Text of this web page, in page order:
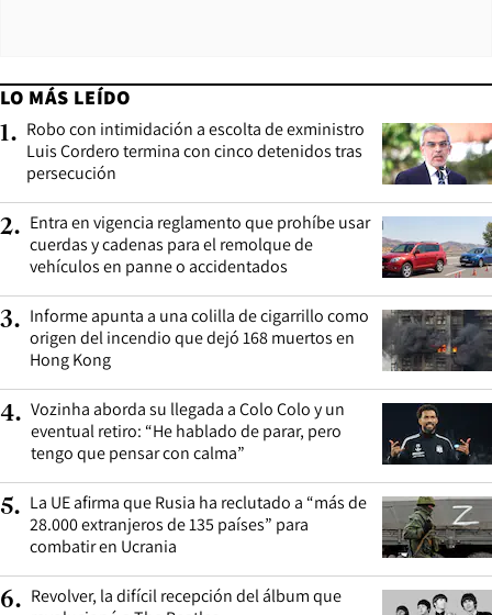
LO MÁS LEÍDO
1. Robo con intimidación a escolta de exministro
Luis Cordero termina con cinco detenidos tras
persecución
2. Entra en vigencia reglamento que prohíbe usar
cuerdas y cadenas para el remolque de
vehículos en panne o accidentados
3. Informe apunta a una colilla de cigarrillo como
origen del incendio que dejó 168 muertos en
Hong Kong
4. Vozinha aborda su llegada a Colo Colo y un
eventual retiro: “He hablado de parar, pero
tengo que pensar con calma”
5. La UE afirma que Rusia ha reclutado a “más de
28.000 extranjeros de 135 países” para
combatir en Ucrania
6. Revolver, la difícil recepción del álbum que